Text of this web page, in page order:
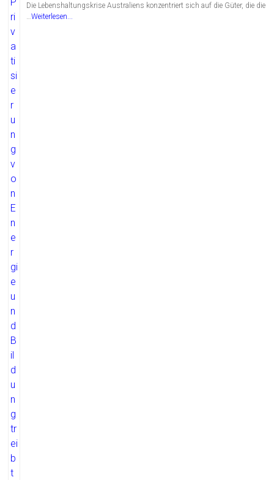
Die Lebenshaltungskrise Australiens konzentriert sich auf die Güter, die die
…Weiterlesen...